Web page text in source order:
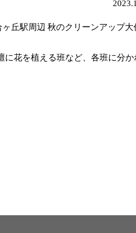
丘駅周辺 秋のクリーンアップ大
花を植える班など、各班に分か